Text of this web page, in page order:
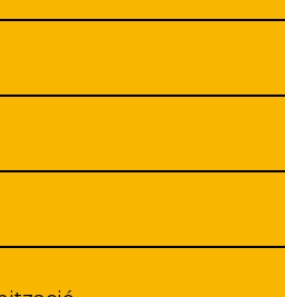
treball agrícola
suport de voluntaris i
a camí cap a la